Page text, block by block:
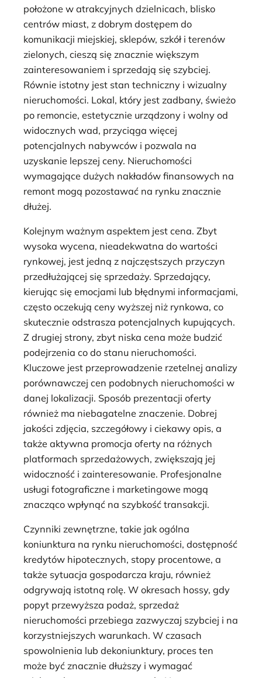
położone w atrakcyjnych dzielnicach, blisko
centrów miast, z dobrym dostępem do
komunikacji miejskiej, sklepów, szkół i terenów
zielonych, cieszą się znacznie większym
zainteresowaniem i sprzedają się szybciej.
Równie istotny jest stan techniczny i wizualny
nieruchomości. Lokal, który jest zadbany, świeżo
po remoncie, estetycznie urządzony i wolny od
widocznych wad, przyciąga więcej
potencjalnych nabywców i pozwala na
uzyskanie lepszej ceny. Nieruchomości
wymagające dużych nakładów finansowych na
remont mogą pozostawać na rynku znacznie
dłużej.
Kolejnym ważnym aspektem jest cena. Zbyt
wysoka wycena, nieadekwatna do wartości
rynkowej, jest jedną z najczęstszych przyczyn
przedłużającej się sprzedaży. Sprzedający,
kierując się emocjami lub błędnymi informacjami,
często oczekują ceny wyższej niż rynkowa, co
skutecznie odstrasza potencjalnych kupujących.
Z drugiej strony, zbyt niska cena może budzić
podejrzenia co do stanu nieruchomości.
Kluczowe jest przeprowadzenie rzetelnej analizy
porównawczej cen podobnych nieruchomości w
danej lokalizacji. Sposób prezentacji oferty
również ma niebagatelne znaczenie. Dobrej
jakości zdjęcia, szczegółowy i ciekawy opis, a
także aktywna promocja oferty na różnych
platformach sprzedażowych, zwiększają jej
widoczność i zainteresowanie. Profesjonalne
usługi fotograficzne i marketingowe mogą
znacząco wpłynąć na szybkość transakcji.
Czynniki zewnętrzne, takie jak ogólna
koniunktura na rynku nieruchomości, dostępność
kredytów hipotecznych, stopy procentowe, a
także sytuacja gospodarcza kraju, również
odgrywają istotną rolę. W okresach hossy, gdy
popyt przewyższa podaż, sprzedaż
nieruchomości przebiega zazwyczaj szybciej i na
korzystniejszych warunkach. W czasach
spowolnienia lub dekoniunktury, proces ten
może być znacznie dłuższy i wymagać